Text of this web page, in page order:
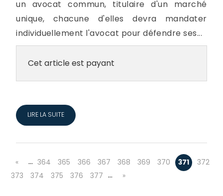
un avocat commun, titulaire d'un marché
unique, chacune d'elles devra mandater
individuellement l'avocat pour défendre ses...
Cet article est payant
LIRE LA SUITE
« … 364 365 366 367 368 369 370 371
372
373
374 375 376 377 … »